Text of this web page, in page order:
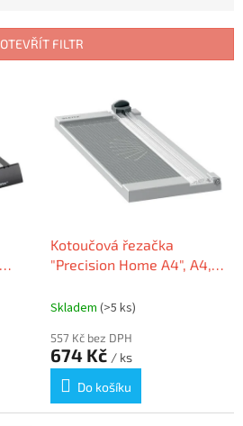
OTEVŘÍT FILTR
Kotoučová řezačka
"Precision Home A4", A4, 8
Skladem (>5 ks)
557 Kč bez DPH
674 Kč / ks
Do košíku